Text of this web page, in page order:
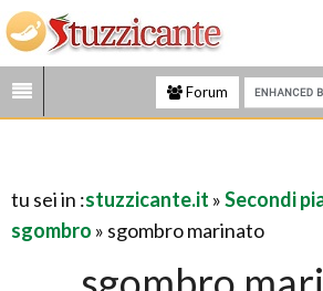
Forum
tu sei in :stuzzicante.it »Secondi
sgombro » sgombro marinato